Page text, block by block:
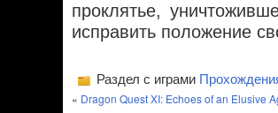
проклятье,
исправить положение
Раздел с играми
« Dragon Quest XI: Echoes of an Elusive